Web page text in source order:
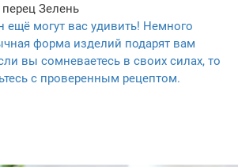
Зелень
ещё могут вас удивить! Немного
форма изделий подарят вам
вы сомневаетесь в своих силах, то
с проверенным рецептом.